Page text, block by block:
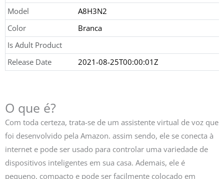
Model
A8H3N2
Color
Branca
Is Adult Product
Release Date
2021-08-25T00:00:01Z
O que é?
Com toda certeza, trata-se de um assistente virtual de voz que
foi desenvolvido pela Amazon. assim sendo, ele se conecta à
internet e pode ser usado para controlar uma variedade de
dispositivos inteligentes em sua casa. Ademais, ele é
pequeno, compacto e pode ser facilmente colocado em